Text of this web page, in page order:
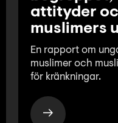
attityder
muslimers
En rapport om
muslimer och
för kränkningar.